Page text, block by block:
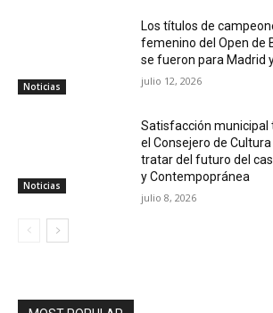
Noticias
Los títulos de
femenino del Open de
se fueron para Madrid
julio 12, 2026
Noticias
Satisfacción municipal
el Consejero de
tratar del futuro del
y Contempopránea
julio 8, 2026